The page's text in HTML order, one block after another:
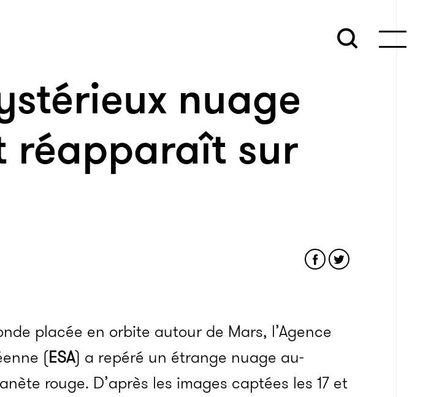
nuage
réapparaît sur
placée en orbite autour de Mars, l’Agence
(ESA) a repéré un étrange nuage au-
rouge. D’après les images captées les 17 et